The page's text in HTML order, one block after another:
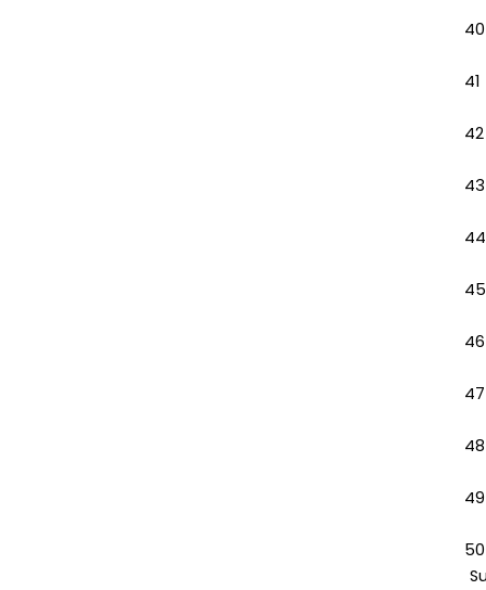
40
41
42
43
44
45
46
47
48
49
50